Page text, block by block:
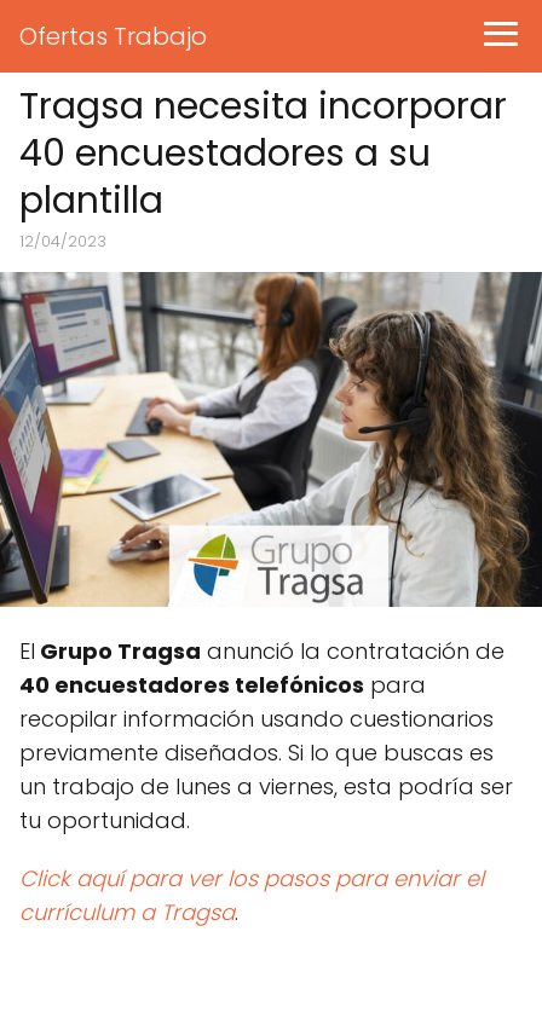
Ofertas Trabajo
Tragsa necesita incorporar
40 encuestadores a su
plantilla
12/04/2023
El Grupo Tragsa anunció la contratación de
40 encuestadores telefónicos para
recopilar información usando cuestionarios
previamente diseñados. Si lo que buscas es
un trabajo de lunes a viernes, esta podría ser
tu oportunidad.
Click aquí para ver los pasos para enviar el
currículum a Tragsa.